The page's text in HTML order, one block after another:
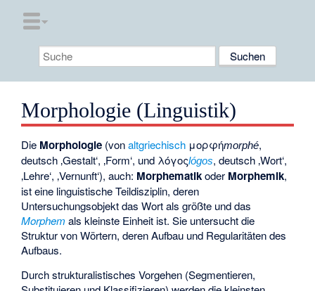
Morphologie (Linguistik)
Die Morphologie (vonaltgriechisch μορφήmorphé,
deutsch ‚Gestalt‘, ‚Form‘, und λόγοςlógos, deutsch ‚Wort‘,
‚Lehre‘, ‚Vernunft‘), auch: Morphematikoder Morphemik,
ist eine linguistische Teildisziplin, deren
Untersuchungsobjekt das Wort als größte und das
Morphem als kleinste Einheit ist. Sie untersucht die
Struktur von Wörtern, deren Aufbau und Regularitäten des
Aufbaus.
Durch strukturalistisches Vorgehen (Segmentieren,